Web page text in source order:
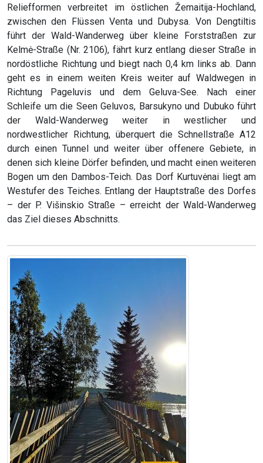
Reliefformen verbreitet im östlichen Žemaitija-Hochland,
zwischen den Flüssen Venta und Dubysa. Von Dengtiltis
führt der Wald-Wanderweg über kleine Forststraßen zur
Kelmė-Straße (Nr. 2106), fährt kurz entlang dieser Straße in
nordöstliche Richtung und biegt nach 0,4 km links ab. Dann
geht es in einem weiten Kreis weiter auf Waldwegen in
Richtung Pageluvis und dem Geluva-See. Nach einer
Schleife um die Seen Geluvos, Barsukyno und Dubuko führt
der Wald-Wanderweg weiter in westlicher und
nordwestlicher Richtung, überquert die Schnellstraße A12
durch einen Tunnel und weiter über offenere Gebiete, in
denen sich kleine Dörfer befinden, und macht einen weiteren
Bogen um den Dambos-Teich. Das Dorf Kurtuvėnai liegt am
Westufer des Teiches. Entlang der Hauptstraße des Dorfes
– der P. Višinskio Straße – erreicht der Wald-Wanderweg
das Ziel dieses Abschnitts.